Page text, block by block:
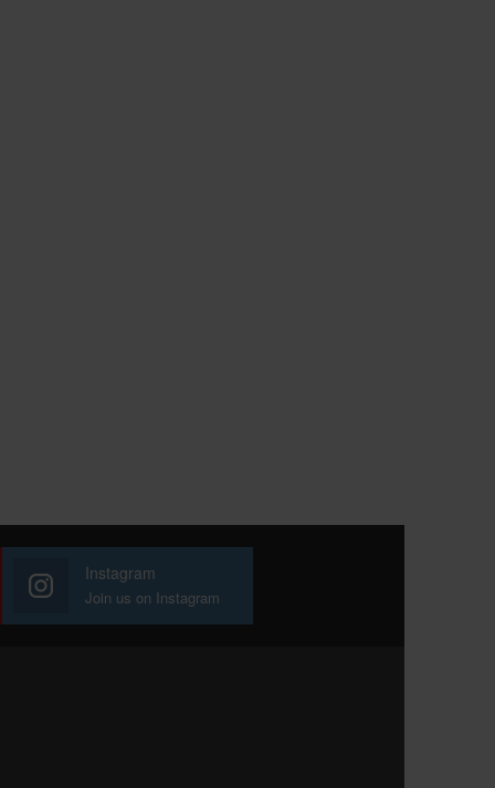
Instagram
Join us on Instagram